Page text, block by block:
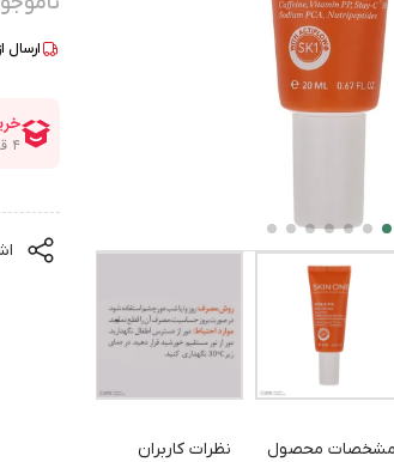
ارسال از
مشخصات محصول نظرات کاربران